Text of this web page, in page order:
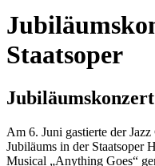
Staatsoper
Am 6. Juni gastierte der
Jubiläums in der Staatsoper
Musical „Anything Goes“